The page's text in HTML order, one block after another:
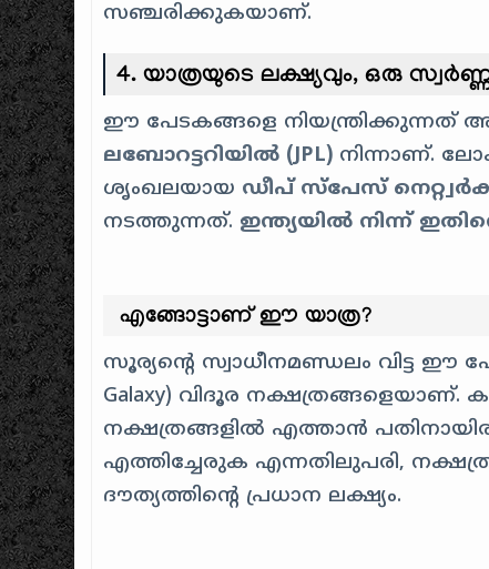
സഞ്ചരിക്കുകയാണ്.
4. യാത്രയുടെ ലക്ഷ്യവും, ഒരു
ഈ പേടകങ്ങളെ നിയന്ത്രിക്കുന്നത്
ലബോറട്ടറിയിൽ (JPL) നിന്നാണ്.
ശൃംഖലയായ ഡീപ് സ്പേസ്
നടത്തുന്നത്. ഇന്ത്യയിൽ നിന്ന് ഇതിനെ
എങ്ങോട്ടാണ് ഈ യാത്ര?
സൂര്യൻ്റെ സ്വാധീനമണ്ഡലം വിട്ട ഈ
Galaxy) വിദൂര നക്ഷത്രങ്ങളെയാണ്.
നക്ഷത്രങ്ങളിൽ എത്താൻ
എത്തിച്ചേരുക എന്നതിലുപരി,
ദൗത്യത്തിൻ്റെ പ്രധാന ലക്ഷ്യം.